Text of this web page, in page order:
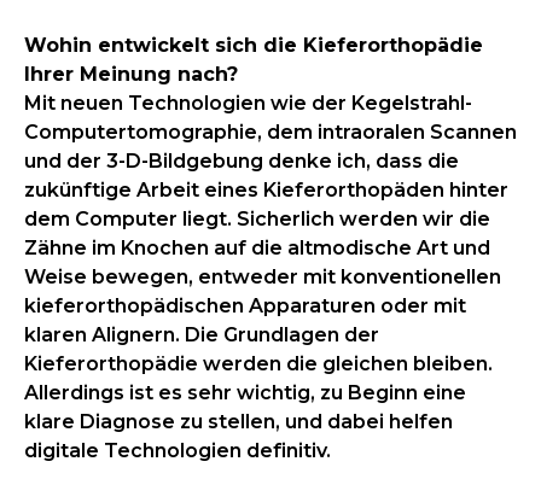
Wohin entwickelt sich die Kieferorthopädie
Ihrer Meinung nach?
Mit neuen Technologien wie der Kegelstrahl-
Computertomographie, dem intraoralen Scannen
und der 3-D-Bildgebung denke ich, dass die
zukünftige Arbeit eines Kieferorthopäden hinter
dem Computer liegt. Sicherlich werden wir die
Zähne im Knochen auf die altmodische Art und
Weise bewegen, entweder mit konventionellen
kieferorthopädischen Apparaturen oder mit
klaren Alignern. Die Grundlagen der
Kieferorthopädie werden die gleichen bleiben.
Allerdings ist es sehr wichtig, zu Beginn eine
klare Diagnose zu stellen, und dabei helfen
digitale Technologien definitiv.